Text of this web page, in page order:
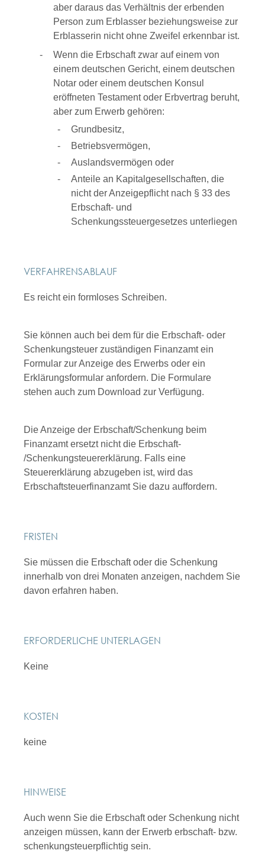
aber daraus das Verhältnis der erbenden
Person zum Erblasser beziehungsweise zur
Erblasserin nicht ohne Zweifel erkennbar ist.
Wenn die Erbschaft zwar auf einem von
einem deutschen Gericht, einem deutschen
Notar oder einem deutschen Konsul
eröffneten Testament oder Erbvertrag beruht,
aber zum Erwerb gehören:
Grundbesitz,
Betriebsvermögen,
Auslandsvermögen oder
Anteile an Kapitalgesellschaften, die
nicht der Anzeigepflicht nach § 33 des
Erbschaft- und
Schenkungssteuergesetzes unterliegen
VERFAHRENSABLAUF
Es reicht ein formloses Schreiben.
Sie können auch bei dem für die Erbschaft- oder
Schenkungsteuer zuständigen Finanzamt ein
Formular zur Anzeige des Erwerbs oder ein
Erklärungsformular anfordern. Die Formulare
stehen auch zum Download zur Verfügung.
Die Anzeige der Erbschaft/Schenkung beim
Finanzamt ersetzt nicht die Erbschaft-
/Schenkungsteuererklärung. Falls eine
Steuererklärung abzugeben ist, wird das
Erbschaftsteuerfinanzamt Sie dazu auffordern.
FRISTEN
Sie müssen die Erbschaft oder die Schenkung
innerhalb von drei Monaten anzeigen, nachdem Sie
davon erfahren haben.
ERFORDERLICHE UNTERLAGEN
Keine
KOSTEN
keine
HINWEISE
Auch wenn Sie die Erbschaft oder Schenkung nicht
anzeigen müssen, kann der Erwerb erbschaft- bzw.
schenkungsteuerpflichtig sein.